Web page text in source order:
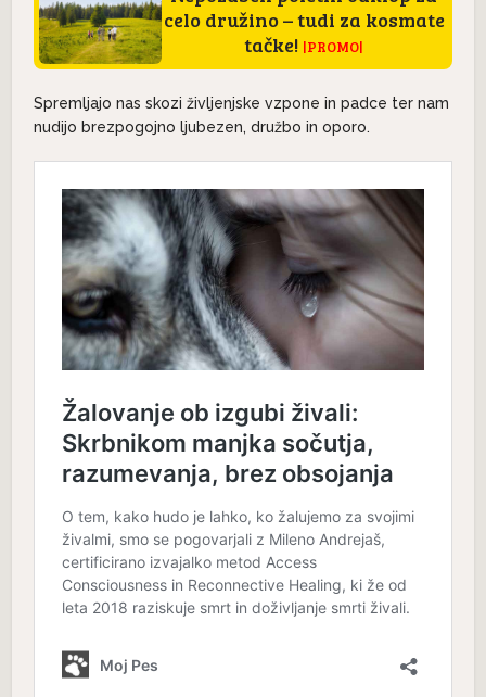
celo družino – tudi za kosmate
tačke! |PROMO|
Spremljajo nas skozi življenjske vzpone in padce ter nam
nudijo brezpogojno ljubezen, družbo in oporo.